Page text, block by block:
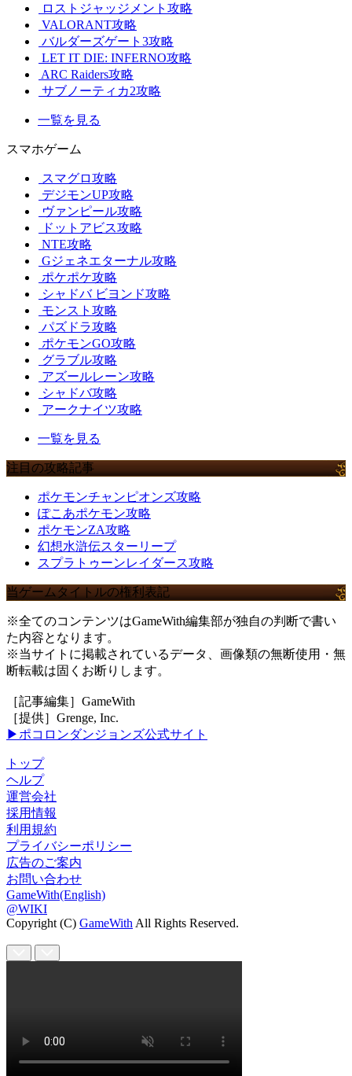
ロストジャッジメント攻略
VALORANT攻略
バルダーズゲート3攻略
LET IT DIE: INFERNO攻略
ARC Raiders攻略
サブノーティカ2攻略
一覧を見る
スマホゲーム
スマグロ攻略
デジモンUP攻略
ヴァンピール攻略
ドットアビス攻略
NTE攻略
Gジェネエターナル攻略
ポケポケ攻略
シャドバ ビヨンド攻略
モンスト攻略
パズドラ攻略
ポケモンGO攻略
グラブル攻略
アズールレーン攻略
シャドバ攻略
アークナイツ攻略
一覧を見る
注目の攻略記事
ポケモンチャンピオンズ攻略
ぽこあポケモン攻略
ポケモンZA攻略
幻想水滸伝スターリープ
スプラトゥーンレイダース攻略
当ゲームタイトルの権利表記
※全てのコンテンツはGameWith編集部が独自の判断で書い
た内容となります。
※当サイトに掲載されているデータ、画像類の無断使用・無
断転載は固くお断りします。
［記事編集］GameWith
［提供］Grenge, Inc.
▶ポコロンダンジョンズ公式サイト
トップ
ヘルプ
運営会社
採用情報
利用規約
プライバシーポリシー
広告のご案内
お問い合わせ
GameWith(English)
@WIKI
Copyright (C) GameWith All Rights Reserved.